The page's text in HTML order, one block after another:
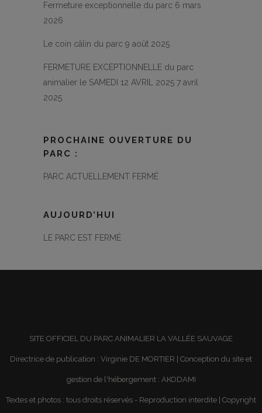
Fermeture exceptionnelle du parc 6 mars
2026
Le coin câlin du parc 9 août 2025
FERMETURE EXCEPTIONNELLE du parc
animalier le SAMEDI 12 AVRIL 2025 7 avril
2025
PROCHAINE OUVERTURE DU
PARC :
PARC ACTUELLEMENT FERMÉ
AUJOURD’HUI
LE PARC EST FERMÉ
SITE OFFICIEL DU PARC ANIMALIER LA VALLÉE SAUVAGE
Directrice de publication : Virginie DE MORTIER | Conception du site et
gestion de l'hébergement : AKODAMI
Textes et photos : tous droits réservés - Reproduction interdite | Copyright